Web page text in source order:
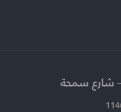
– شارع سمحة​